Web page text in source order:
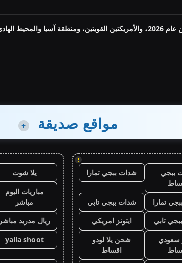
الهادئ
مواقع صديقة +
!
ببجي
شدات ببجي تمارا
تمارا
شدات ببجي تابي
تابي
ايتونز امريكي
سعودي
شحن يلا لودو
اقساط
يلا شوت
مباريات اليوم
مباشر
ريال مدريد مباشر
yalla shoot